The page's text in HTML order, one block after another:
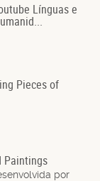
Línguas e
Pieces of
Paintings
por